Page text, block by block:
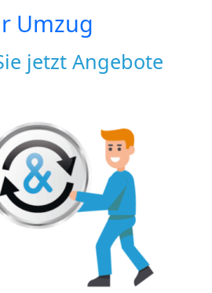
Umzug
jetzt Angebote